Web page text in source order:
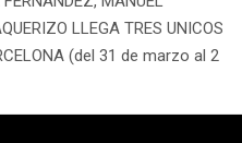
LLEGA TRES UNICOS
(del 31 de marzo al 2